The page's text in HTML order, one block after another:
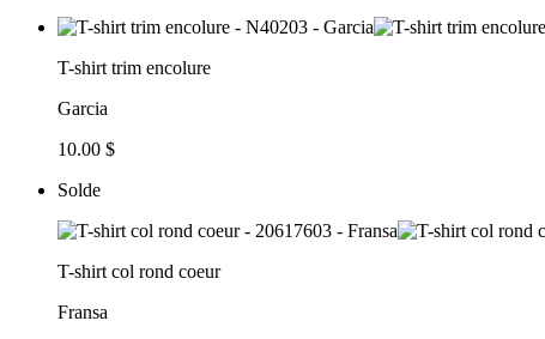
T-shirt trim encolure
Garcia
10.00 $
Solde
T-shirt col rond coeur
Fransa